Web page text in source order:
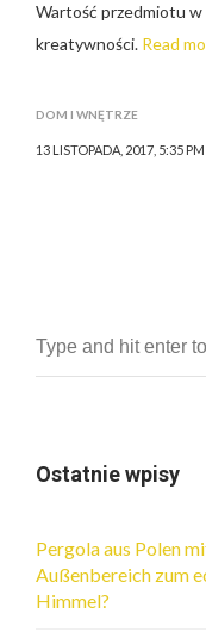
Wartość przedmiotu w
kreatywności. Read
DOM I WNĘTRZE
13 LISTOPADA, 2017, 5:35 PM
Ostatnie wpisy
Pergola aus Polen
Außenbereich zum
Himmel?